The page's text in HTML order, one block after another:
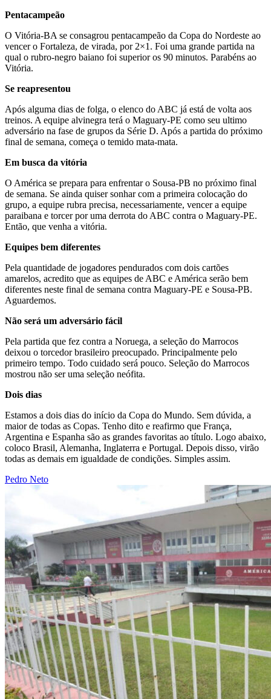
Pentacampeão
O Vitória-BA se consagrou pentacampeão da Copa do Nordeste ao
vencer o Fortaleza, de virada, por 2×1. Foi uma grande partida na
qual o rubro-negro baiano foi superior os 90 minutos. Parabéns ao
Vitória.
Se reapresentou
Após alguma dias de folga, o elenco do ABC já está de volta aos
treinos. A equipe alvinegra terá o Maguary-PE como seu ultimo
adversário na fase de grupos da Série D. Após a partida do próximo
final de semana, começa o temido mata-mata.
Em busca da vitória
O América se prepara para enfrentar o Sousa-PB no próximo final
de semana. Se ainda quiser sonhar com a primeira colocação do
grupo, a equipe rubra precisa, necessariamente, vencer a equipe
paraibana e torcer por uma derrota do ABC contra o Maguary-PE.
Então, que venha a vitória.
Equipes bem diferentes
Pela quantidade de jogadores pendurados com dois cartões
amarelos, acredito que as equipes de ABC e América serão bem
diferentes neste final de semana contra Maguary-PE e Sousa-PB.
Aguardemos.
Não será um adversário fácil
Pela partida que fez contra a Noruega, a seleção do Marrocos
deixou o torcedor brasileiro preocupado. Principalmente pelo
primeiro tempo. Todo cuidado será pouco. Seleção do Marrocos
mostrou não ser uma seleção neófita.
Dois dias
Estamos a dois dias do início da Copa do Mundo. Sem dúvida, a
maior de todas as Copas. Tenho dito e reafirmo que França,
Argentina e Espanha são as grandes favoritas ao título. Logo abaixo,
coloco Brasil, Alemanha, Inglaterra e Portugal. Depois disso, virão
todas as demais em igualdade de condições. Simples assim.
Pedro Neto